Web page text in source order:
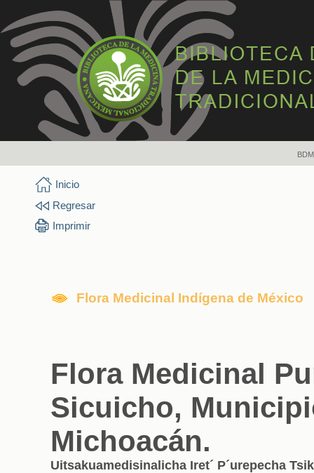
Inicio
Regresar
Imprimir
Flora Medicinal Indígena de México
Flora Medicinal
Sicuicho,
Michoacán.
Uitsakuamedisinalicha Iret´ P´urepecha